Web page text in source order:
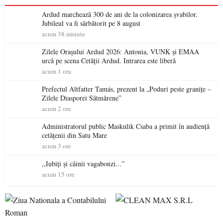
Ardud marchează 300 de ani de la colonizarea șvabilor.
Jubileul va fi sărbătorit pe 8 august
acum 38 minute
Zilele Orașului Ardud 2026: Antonia, VUNK și EMAA
urcă pe scena Cetății Ardud. Intrarea este liberă
acum 1 ora
Prefectul Altfatter Tamás, prezent la „Poduri peste granițe –
Zilele Diasporei Sătmărene”
acum 2 ore
Administratorul public Maskulik Csaba a primit în audiență
cetățenii din Satu Mare
acum 3 ore
,,Iubiți și câinii vagabonzi...”
acum 15 ore